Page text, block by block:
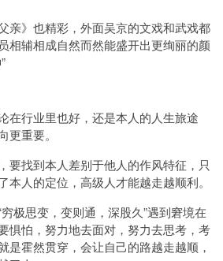
亲》也精彩，外面吴京的文戏和武戏都
相辅相成自然而然能盛开出更绚丽的颜
在行业里也好，还是本人的人生旅途
重要。
要找到本人差别于他人的作风特征，只
本人的定位，高级人才能越走越顺利。
穷极思变，变则通，深股久”遇到窘境在
惧怕，努力地去面对，努力去思考，考
是霍然贯穿，会让自己的路越走越顺，